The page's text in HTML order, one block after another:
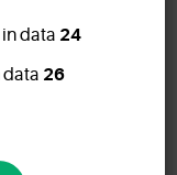
e
data 24
data 26